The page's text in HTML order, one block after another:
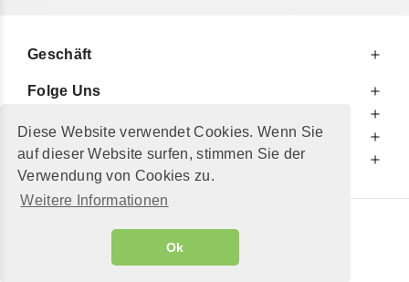
Diese Website verwendet Cookies. Wenn Sie
auf dieser Website surfen, stimmen Sie der
Verwendung von Cookies zu.
Weitere Informationen
Ok
Geschäft
Folge Uns
Zu Ihrer Information
Zusätzlich
© 2002 - 2026"Petershop GmbH"
Alle Preise inkl. MwSt. und zzgl.
GeToTickets.com| build#3.12.37